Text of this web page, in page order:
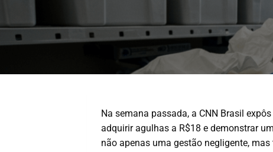
Na semana passada, a CNN Brasil
adquirir agulhas a R$18 e demonstrar
não apenas uma gestão negligente,